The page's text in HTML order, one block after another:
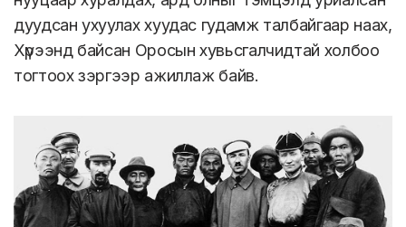
дуудсан ухуулах хуудас гудамж талбайгаар наах,
Хүрээнд байсан Оросын хувьсгалчидтай холбоо
тогтоох зэргээр ажиллаж байв.